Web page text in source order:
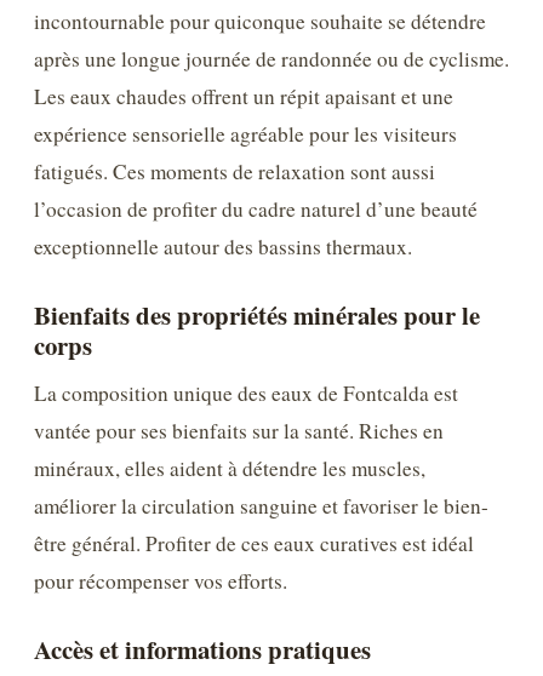
incontournable pour quiconque souhaite se détendre
après une longue journée de randonnée ou de cyclisme.
Les eaux chaudes offrent un répit apaisant et une
expérience sensorielle agréable pour les visiteurs
fatigués. Ces moments de relaxation sont aussi
l’occasion de profiter du cadre naturel d’une beauté
exceptionnelle autour des bassins thermaux.
Bienfaits des propriétés minérales pour le
corps
La composition unique des eaux de Fontcalda est
vantée pour ses bienfaits sur la santé. Riches en
minéraux, elles aident à détendre les muscles,
améliorer la circulation sanguine et favoriser le bien-
être général. Profiter de ces eaux curatives est idéal
pour récompenser vos efforts.
Accès et informations pratiques